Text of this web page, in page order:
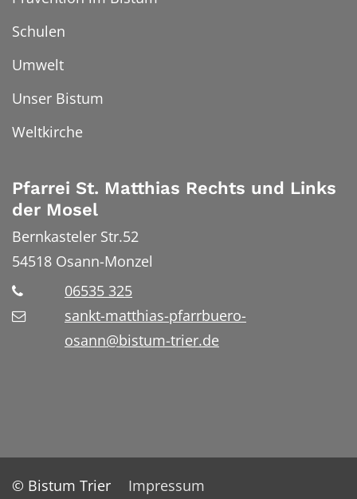
Schulen
Umwelt
Unser Bistum
Weltkirche
Pfarrei St. Matthias Rechts und Links
der Mosel
Bernkasteler Str.52
54518 Osann-Monzel
06535 325
sankt-matthias-pfarrbuero-
osann@bistum-trier.de
© Bistum Trier
Impressum